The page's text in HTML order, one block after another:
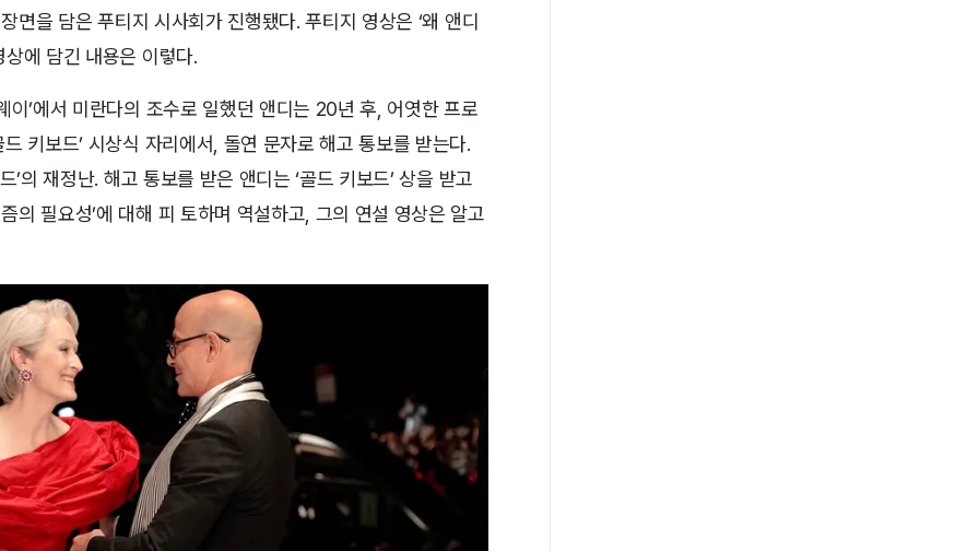
면을 담은 푸티지 시사회가 진행됐다. 푸티지 영상은 ‘왜 앤디
에 담긴 내용은 이렇다.
’에서 미란다의 조수로 일했던 앤디는 20년 후, 어엿한 프로
키보드’ 시상식 자리에서, 돌연 문자로 해고 통보를 받는다.
의 재정난. 해고 통보를 받은 앤디는 ‘골드 키보드’ 상을 받고
의 필요성’에 대해 피 토하며 역설하고, 그의 연설 영상은 알고